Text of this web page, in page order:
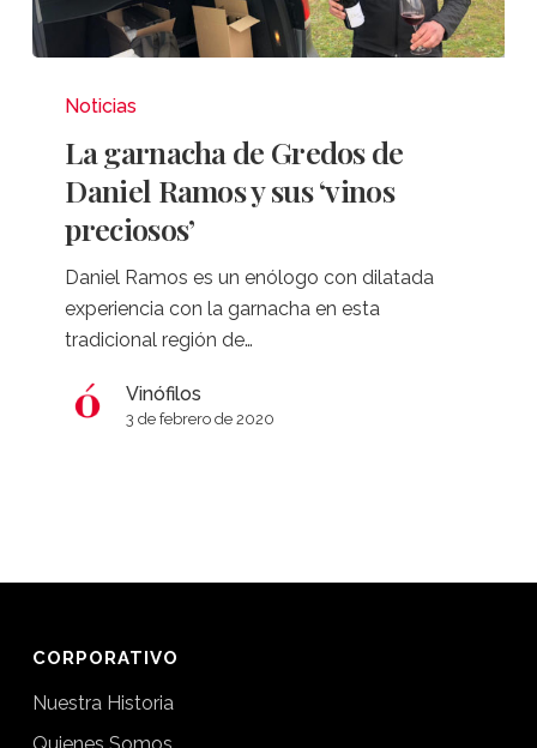
garnacha
Gredos
Daniel
‘vinos
preciosos’
Noticias
La garnacha de Gredos de
Daniel Ramos y sus ‘vinos
preciosos’
Daniel Ramos es un enólogo con dilatada
experiencia con la garnacha en esta
tradicional región de…
Vinófilos
3 de febrero de 2020
CORPORATIVO
Nuestra Historia